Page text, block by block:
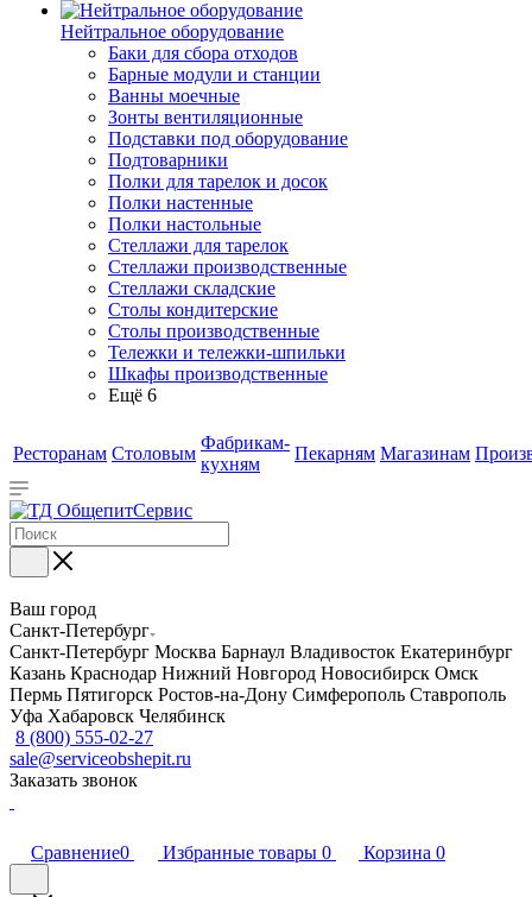
Нейтральное оборудование
Баки для сбора отходов
Барные модули и станции
Ванны моечные
Зонты вентиляционные
Подставки под оборудование
Подтоварники
Полки для тарелок и досок
Полки настенные
Полки настольные
Стеллажи для тарелок
Стеллажи производственные
Стеллажи складские
Столы кондитерские
Столы производственные
Тележки и тележки-шпильки
Шкафы производственные
Ещё 6
Ресторанам Столовым
Фабрикам-
кухням
Пекарням Магазинам
Ваш город
Санкт-Петербург
Санкт-Петербург Москва Барнаул Владивосток Екатеринбург
Казань Краснодар Нижний Новгород Новосибирск Омск
Пермь Пятигорск Ростов-на-Дону Симферополь Ставрополь
Уфа Хабаровск Челябинск
8 (800) 555-02-27
sale@serviceobshepit.ru
Заказать звонок
Сравнение0 Избранные товары 0 Корзина 0